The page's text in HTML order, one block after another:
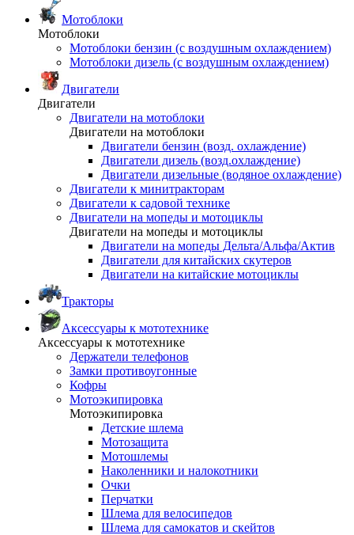
Мотоблоки
Мотоблоки
Мотоблоки бензин (с воздушным охлаждением)
Мотоблоки дизель (с воздушным охлаждением)
Двигатели
Двигатели
Двигатели на мотоблоки
Двигатели на мотоблоки
Двигатели бензин (возд. охлаждение)
Двигатели дизель (возд.охлаждение)
Двигатели дизельные (водяное охлаждение)
Двигатели к минитракторам
Двигатели к садовой технике
Двигатели на мопеды и мотоциклы
Двигатели на мопеды и мотоциклы
Двигатели на мопеды Дельта/Альфа/Актив
Двигатели для китайских скутеров
Двигатели на китайские мотоциклы
Тракторы
Аксессуары к мототехнике
Аксессуары к мототехнике
Держатели телефонов
Замки противоугонные
Кофры
Мотоэкипировка
Мотоэкипировка
Детские шлема
Мотозащита
Мотошлемы
Наколенники и налокотники
Очки
Перчатки
Шлема для велосипедов
Шлема для самокатов и скейтов